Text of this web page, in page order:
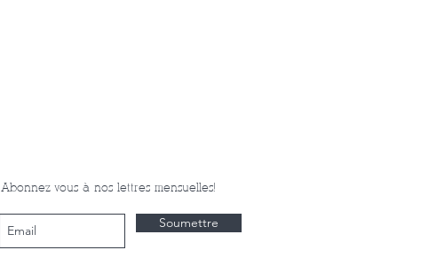
Abonnez-vous à nos lettres mensuelles!
Soumettre